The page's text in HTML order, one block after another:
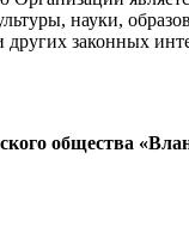
науки,
законных
общества